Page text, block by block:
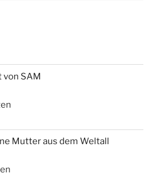
von SAM
Mutter aus dem Weltall